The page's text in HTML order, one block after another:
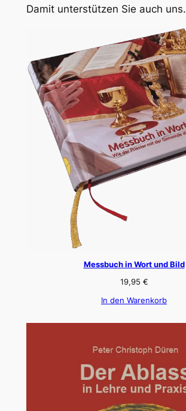
Damit unterstützen Sie auch uns.
Messbuch in Wort und Bild
19,95 €
In den Warenkorb